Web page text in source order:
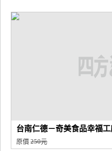
台南仁德－奇美食品幸福
原價250元